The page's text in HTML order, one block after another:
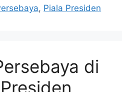
, Piala Presiden
di